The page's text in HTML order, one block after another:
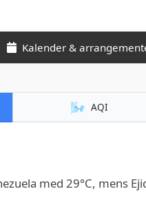
Kalender &
🌬️ AQI
med 29°C, mens